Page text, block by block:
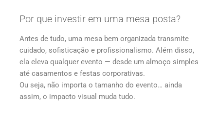
Por que investir em uma mesa posta?
Antes de tudo, uma mesa bem organizada transmite
cuidado, sofisticação e profissionalismo. Além disso,
ela eleva qualquer evento — desde um almoço simples
até casamentos e festas corporativas.
Ou seja, não importa o tamanho do evento… ainda
assim, o impacto visual muda tudo.